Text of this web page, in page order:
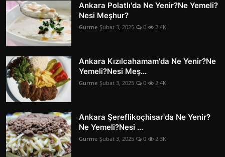
Ankara Polatlı'da Ne Yenir?Ne Yemeli?
Nesi Meşhur?
Gurme Şubat 3, 2025 0 2.4K
Ankara Kızılcahamam'da Ne Yenir?Ne
Yemeli?Nesi Meş...
Gurme Şubat 3, 2025 0 2.4K
Ankara Şereflikoçhisar'da Ne Yenir?
Ne Yemeli?Nesi ...
Gurme Şubat 3, 2025 0 2.3K